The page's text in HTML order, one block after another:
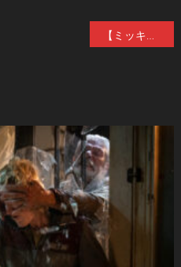
【ミッキー・ロークからのコメント】戦慄のオカルト・アクション・ホラー『ウォーハント 魔界戦線』５／27(金)公開！